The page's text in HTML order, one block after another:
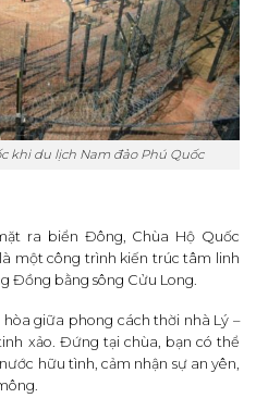
khi du lịch Nam đảo Phú Quốc
ra biển Đông, Chùa Hộ Quốc
một công trình kiến trúc tâm linh
Đồng bằng sông Cửu Long.
giữa phong cách thời nhà Lý –
xảo. Đứng tại chùa, bạn có thể
hữu tình, cảm nhận sự an yên,